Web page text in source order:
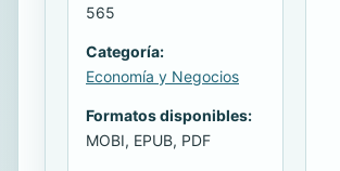
565
Categoría:
Economía y Negocios
Formatos disponibles:
MOBI, EPUB, PDF